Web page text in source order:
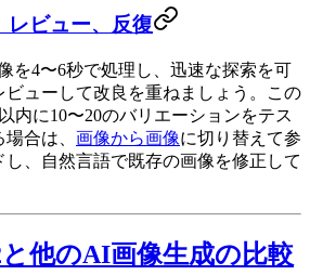
レビュー、反復
を4〜6秒で処理し、迅速な探索を可
ューして改良を重ねましょう。この
内に10〜20のバリエーションをテス
合は、 画像から画像に切り替えて参
、自然言語で既存の画像を修正して
と他のAI画像生成の比較